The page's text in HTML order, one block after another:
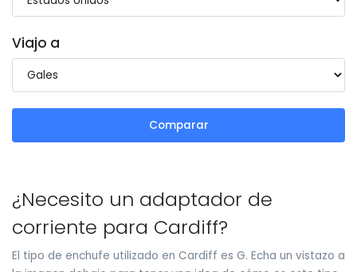
Viajo a
Comparar
¿Necesito un adaptador de
corriente para Cardiff?
El tipo de enchufe utilizado en Cardiff es G. Echa un vistazo a